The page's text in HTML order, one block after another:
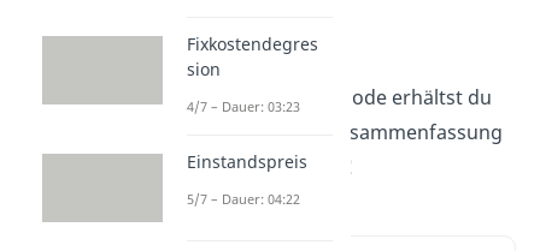
In dem
Lernvideo
Skontrationsmethode erhältst du
eine kompakte Zusammenfassung
zu diesem Thema!
Fixkostendegres
sion
4/7 – Dauer: 03:23
Einstandspreis
5/7 – Dauer: 04:22